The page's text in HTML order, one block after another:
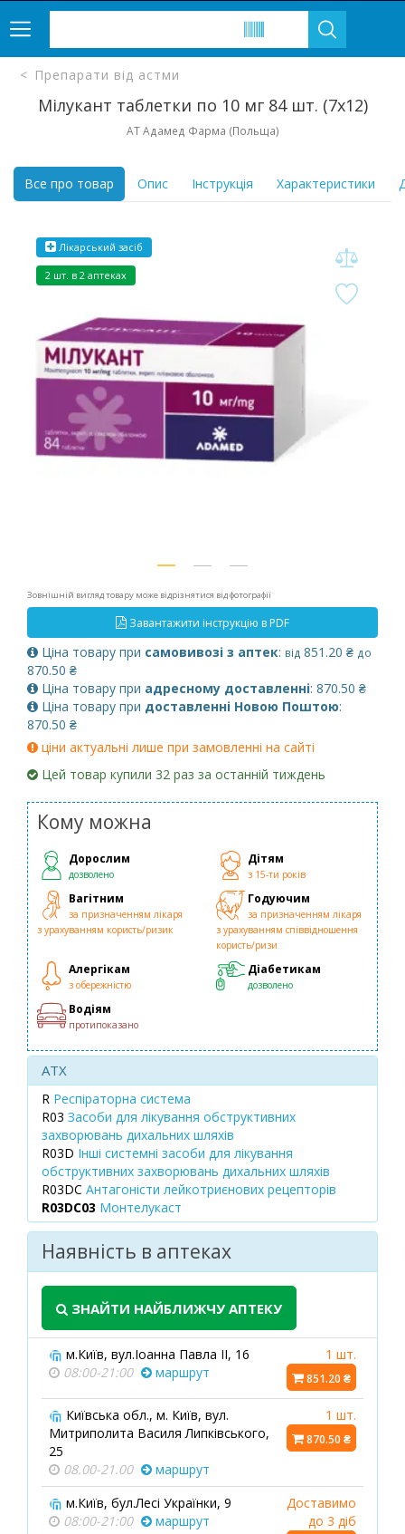
Препарати від астми
Мілукант таблетки по 10 мг 84 шт. (7х12)
АТ Адамед Фарма (Польща)
Все про товар Опис Інструкція Характеристики
Лікарський засіб
2 шт. в 2 аптеках
Зовнішній вигляд товару може відрізнятися від фотографії
Завантажити інструкцію в PDF
Ціна товару при самовивозі з аптек: від 851.20 ₴ до
870.50 ₴
Ціна товару при адресному доставленні: 870.50 ₴
Ціна товару при доставленні Новою Поштою:
870.50 ₴
ціни актуальні лише при замовленні на сайті
Цей товар купили 32 раз за останній тиждень
Кому можна
Дорослим
дозволено
Дітям
з 15-ти років
Вагітним
за призначенням лікаря
з урахуванням користь/ризик
Годуючим
за призначенням лікаря
з урахуванням співвідношення
користь/ризи
Алергікам
з обережністю
Діабетикам
дозволено
Водіям
протипоказано
ATX
R Респіраторна система
R03 Засоби для лікування обструктивних
захворювань дихальних шляхів
R03D Інші системні засоби для лікування
обструктивних захворювань дихальних шляхів
R03DC Антагоністи лейкотриєнових рецепторів
R03DC03 Монтелукаст
Наявність в аптеках
ЗНАЙТИ НАЙБЛИЖЧУ АПТЕКУ
м.Київ, вул.Іоанна Павла ІІ, 16
08:00-21:00
маршрут
1 шт.
851.20 ₴
Київська обл., м. Київ, вул.
Митриполита Василя Липківського,
25
08.00-21.00
маршрут
1 шт.
870.50 ₴
м.Київ, бул.Лесі Українки, 9
08:00-21:00
маршрут
Доставимо
до 3 діб